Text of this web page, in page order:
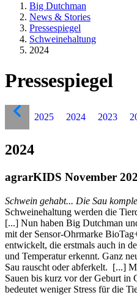
Big Dutchman
News & Stories
Pressespiegel
Schweinehaltung
2024
Pressespiegel
2025 2024 2023
2024
agrarKIDS November
Schwein gehabt... Die Sau
Schweinehaltung werden die
[...] Nun haben Big Dutchman
mit der Sensor-Ohrmarke
entwickelt, die erstmals auch in
und Temperatur erkennt. Ganz
Sau rauscht oder abferkelt. [...]
Sauen bis kurz vor der Geburt in
bedeutet weniger Stress für die